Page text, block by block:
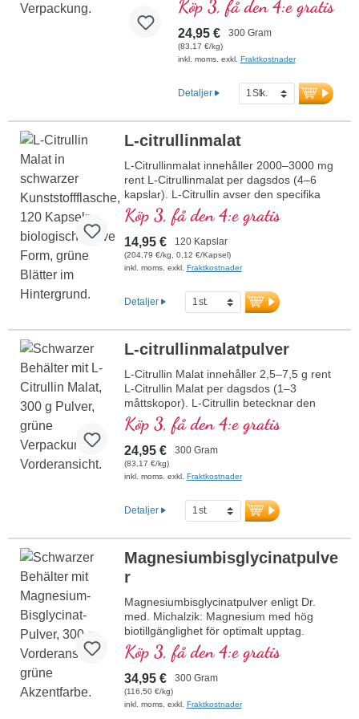
Isoleucin und Valin. Gewonnen
durch Fermentation, ohne
Zusätze oder künstliche
Aromen. Perfekt für Sportler
Muskelaufbau und
Regeneration.
Köp 3, få den 4:e gratis
24,95 € 300 Gram
(83,17 €/kg)
inkl. moms. exkl. Fraktkostnader
Detaljer
L-citrullinmalat
L-Citrullinmalat innehåller 2000–3000 mg
rent L-Citrullinmalat per dagsdos (4–6
kapslar). L-Citrullin avser den specifika
isomera formen av aminosyran citrullin,
som är biologiskt aktiv och kan utnyttjas
av människokroppen. Kombinationen med
malat ökar effektiviteten och
verkningsgraden. L-Citrullin verkar
därmed den sportsliga prestationen. Detta
högkvalitativa kosttillskott tillverkas i
Köp 3, få den 4:e gratis
14,95 € 120 Kapslar
(204,79 €/kg, 0,12 €/Kapsel)
inkl. moms. exkl. Fraktkostnader
Detaljer
L-citrullinmalatpulver
L-Citrullin Malat innehåller 2,5–7,5 g rent
L-Citrullin Malat per dagsdos (1–3
måttskopor). L-Citrullin betecknar den
specifika isomera formen av aminosyran
citrullin, som är biologiskt aktiv och kan
tas upp av människokroppen.
Kombinationen med malat ökar
effektiviteten och verkningsgraden. L-
och stödjer därmed den fysiska
prestationsförmågan. Detta högkvalitativa
aluminiumfri.
Köp 3, få den 4:e gratis
24,95 € 300 Gram
(83,17 €/kg)
inkl. moms. exkl. Fraktkostnader
Detaljer
Magnesiumbisglycinatpulve
r
Magnesiumbisglycinatpulver enligt Dr.
med. Michalzik: Magnesium med hög
biotillgänglighet för optimalt upptag.
Stödjer musklernas och nervernas
funktion samt energimetabolismen.
Perfekt att dosera med 1,5–3 g per dag,
utan tillsatser, veganskt och hållbart
tillverkat i Tyskland, utvecklat av läkare.
Köp 3, få den 4:e gratis
34,95 € 300 Gram
(116,50 €/kg)
inkl. moms. exkl. Fraktkostnader